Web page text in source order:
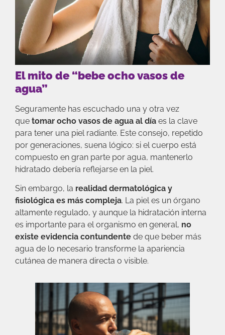
El mito de “bebe ocho vasos de
agua”
Seguramente has escuchado una y otra vez
que tomar ocho vasos de agua al día es la clave
para tener una piel radiante. Este consejo, repetido
por generaciones, suena lógico: si el cuerpo está
compuesto en gran parte por agua, mantenerlo
hidratado debería reflejarse en la piel.
Sin embargo, la realidad dermatológica y
fisiológica es más compleja. La piel es un órgano
altamente regulado, y aunque la hidratación interna
es importante para el organismo en general, no
existe evidencia contundente de que beber más
agua de lo necesario transforme la apariencia
cutánea de manera directa o visible.